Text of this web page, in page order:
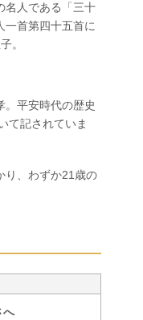
名人である「三十
一首第四十五首に
。
。平安時代の歴史
て記されていま
り、わずか21歳の